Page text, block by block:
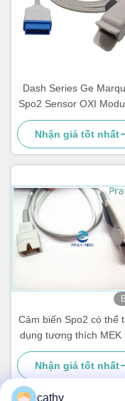
Dash Series Ge
Spo2 Sensor OXI
Pin Connector 3m /
Nhận giá tốt nhất
Cảm biến Spo2 có thể
dụng tương thích MEK
biến đo oxy xung nhịp
Nhận giá tốt nhất
cathy